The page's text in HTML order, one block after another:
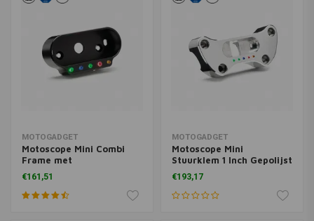
MOTOGADGET
Motoscope Mini Combi
Frame met
indicatielampjes zwart
€161,51
MOTOGADGET
Motoscope Mini
Stuurklem 1 Inch Gepolijst
voor HD
€193,17